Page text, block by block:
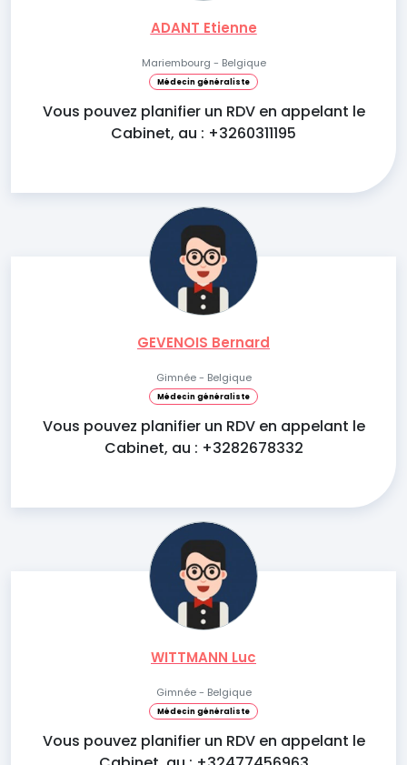
ADANT Etienne
Mariembourg - Belgique
Médecin généraliste
Vous pouvez planifier un RDV en appelant le
Cabinet, au : +3260311195
GEVENOIS Bernard
Gimnée - Belgique
Médecin généraliste
Vous pouvez planifier un RDV en appelant le
Cabinet, au : +3282678332
WITTMANN Luc
Gimnée - Belgique
Médecin généraliste
Vous pouvez planifier un RDV en appelant le